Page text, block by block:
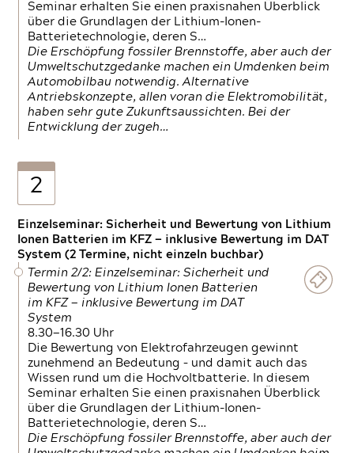
Seminar erhalten Sie einen praxisnahen Überblick
über die Grundlagen der Lithium-Ionen-
Batterietechnologie, deren S…
Die Erschöpfung fossiler Brennstoffe, aber auch der
Umweltschutzgedanke machen ein Umdenken beim
Automobilbau notwendig. Alternative
Antriebskonzepte, allen voran die Elektromobilität,
haben sehr gute Zukunftsaussichten. Bei der
Entwicklung der zugeh…
2
Einzelseminar: Sicherheit und Bewertung von Lithium
Ionen Batterien im KFZ — inklusive Bewertung im DAT
System (2 Termine, nicht einzeln buchbar)
Termin 2/2: Einzelseminar: Sicherheit und
Bewertung von Lithium Ionen Batterien
im KFZ — inklusive Bewertung im DAT
System
8.30—16.30 Uhr
Die Bewertung von Elektrofahrzeugen gewinnt
zunehmend an Bedeutung – und damit auch das
Wissen rund um die Hochvoltbatterie. In diesem
Seminar erhalten Sie einen praxisnahen Überblick
über die Grundlagen der Lithium-Ionen-
Batterietechnologie, deren S…
Die Erschöpfung fossiler Brennstoffe, aber auch der